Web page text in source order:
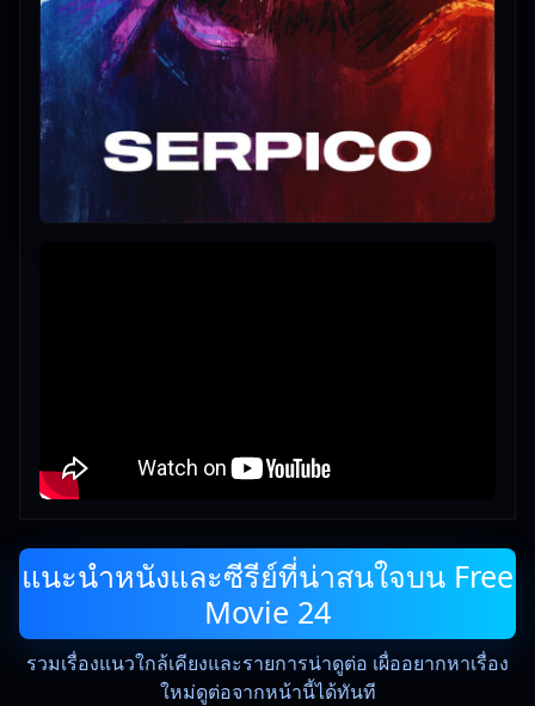
แนะนำหนังและซีรีย์ที่น่าสนใจบน Free
Movie 24
รวมเรื่องแนวใกล้เคียงและรายการน่าดูต่อ เผื่ออยากหาเรื่อง
ใหม่ดูต่อจากหน้านี้ได้ทันที